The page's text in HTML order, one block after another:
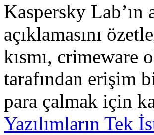
Kaspersky
açıklamasını
kısmı, crimeware
tarafından erişim
para çalmak için
Yazılımların Tek